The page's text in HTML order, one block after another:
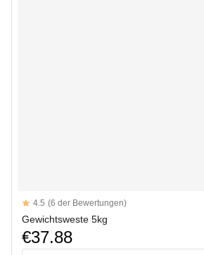
Reviews
4.5 out of 5 stars
4.5 (6 der Bewertungen)
Gewichtsweste 5kg
€37.88